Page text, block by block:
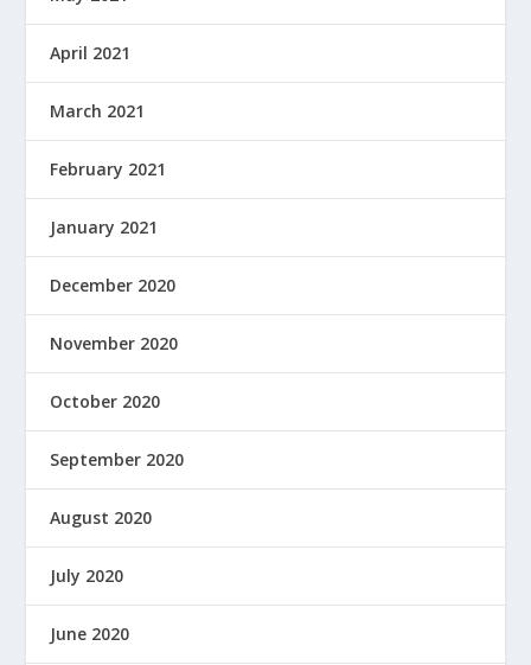
April 2021
March 2021
February 2021
January 2021
December 2020
November 2020
October 2020
September 2020
August 2020
July 2020
June 2020